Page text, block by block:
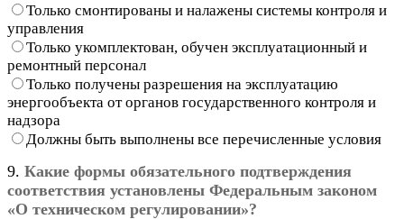
Только смонтированы и налажены системы контроля и
управления
Только укомплектован, обучен эксплуатационный и
ремонтный персонал
Только получены разрешения на эксплуатацию
энергообъекта от органов государственного контроля и
надзора
Должны быть выполнены все перечисленные условия
9. Какие формы обязательного подтверждения
соответствия установлены Федеральным законом
«О техническом регулировании»?